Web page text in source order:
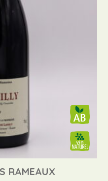
RAMEAUX